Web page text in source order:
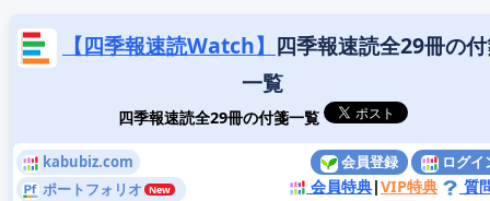
【四季報速読Watch】 四季報速読全29冊の
一覧
四季報速読全29冊の付箋一覧
kabubiz.com
ポートフォリオ
会員登録 ログイ
会員特典|VIP特典
質